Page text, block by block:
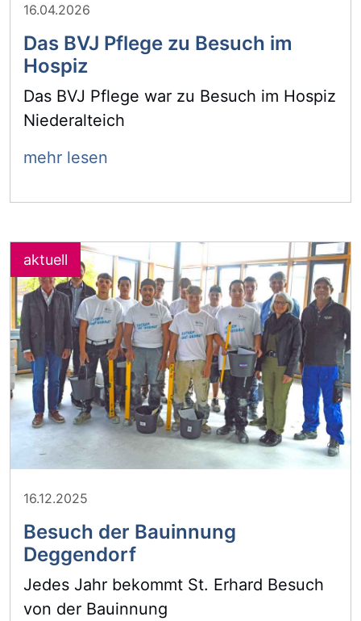
16.04.2026
Das BVJ Pflege zu Besuch im
Hospiz
Das BVJ Pflege war zu Besuch im Hospiz
Niederalteich
mehr lesen
16.12.2025
Besuch der Bauinnung
Deggendorf
Jedes Jahr bekommt St. Erhard Besuch
von der Bauinnung